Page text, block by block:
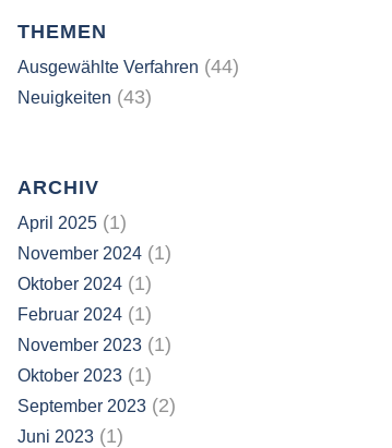
THEMEN
Ausgewählte Verfahren (44)
Neuigkeiten (43)
ARCHIV
April 2025 (1)
November 2024 (1)
Oktober 2024 (1)
Februar 2024 (1)
November 2023 (1)
Oktober 2023 (1)
September 2023 (2)
Juni 2023 (1)